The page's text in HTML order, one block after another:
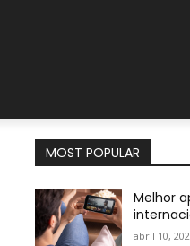
MOST POPULAR
Melhor
abril 10,